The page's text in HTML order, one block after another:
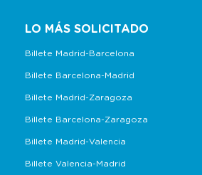
LO MÁS SOLICITADO
Billete Madrid-Barcelona
Billete Barcelona-Madrid
Billete Madrid-Zaragoza
Billete Barcelona-Zaragoza
Billete Madrid-Valencia
Billete Valencia-Madrid